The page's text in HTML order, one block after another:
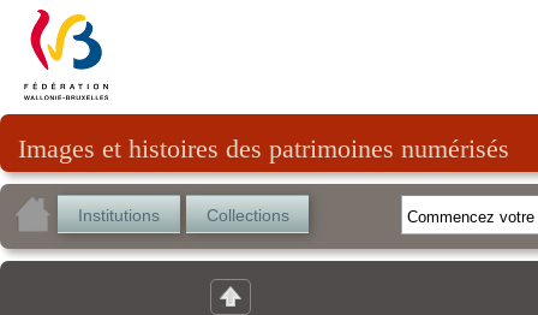
Images et histoires des patrimoines numérisés
Institutions Collections